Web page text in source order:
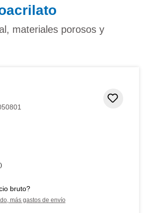
materiales porosos y
bruto?
más gastos de envío